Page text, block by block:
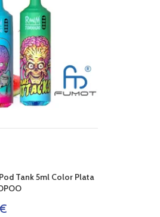
Tank 5ml Color Plata
€